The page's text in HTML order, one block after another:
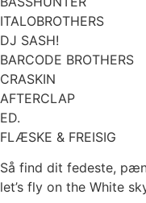
ITALOBROTHERS
DJ SASH!
BARCODE BROTHERS
CRASKIN
AFTERCLAP
ED.
FLÆSKE & FREISIG
Så find dit fedeste,
let’s fly on the White